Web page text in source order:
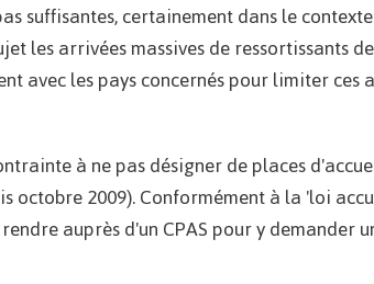
suffisantes, certainement dans le
les arrivées massives de ressortissants
avec les pays concernés pour limiter ces
à ne pas désigner de places
octobre 2009). Conformément à la 'loi
auprès d'un CPAS pour y demander